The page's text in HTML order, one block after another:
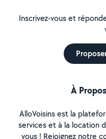
Inscrivez-vous et
À
AlloVoisins est la
services et à la location
vous ! Rejoignez notre